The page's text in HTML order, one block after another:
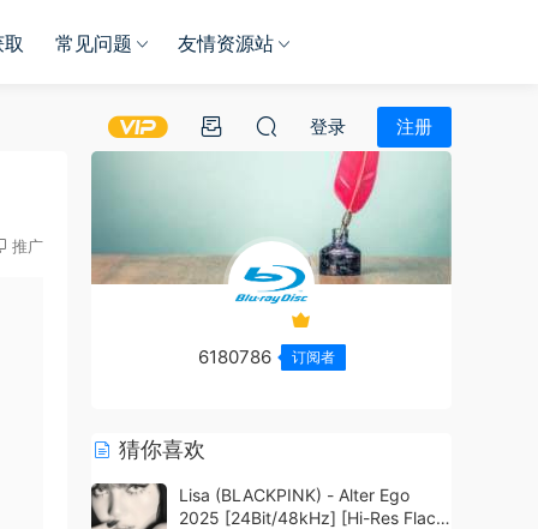
常见问题 友情资源站
登录 注册
推广
6180786 订阅者
猜你喜欢
Lisa (BLACKPINK) - Alter Ego
2025 [24Bit/48kHz] [Hi-Res Flac